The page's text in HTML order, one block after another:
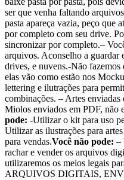
ser que venha faltando
pasta apareça vazia, peço que
por completo com seu drive.
sincronizar por completo.–
arquivos. Aconselho a guardar
drives, e nuvens.-Não fazemos
elas vão como estão nos
lettering e ilutrações para
combinações. – Artes
Miolos enviados em PDF, não
pode: -Utilizar o kit para uso
Utilizar as ilustrações para
para vendas.Você não pode: –
rachar e vender os arquivos
utilizaremos os meios legais
ARQUIVOS DIGITAIS,